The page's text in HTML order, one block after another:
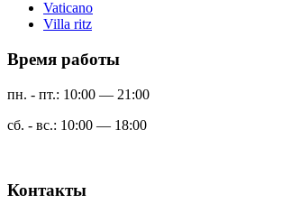
Vaticano
Villa ritz
Время работы
пн. - пт.: 10:00 — 21:00
сб. - вс.: 10:00 — 18:00
Контакты